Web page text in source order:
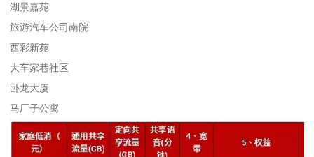
湖景嘉苑
旅游汽车公司南院
西彩新苑
大车家巷社区
卧龙大厦
马厂子公寓